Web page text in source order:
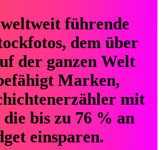
führende
dem über
der ganzen Welt
Marken,
mit
bis zu 76 % an
einsparen.